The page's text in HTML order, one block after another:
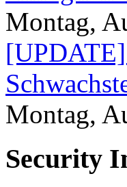
Montag,
Montag,
Security